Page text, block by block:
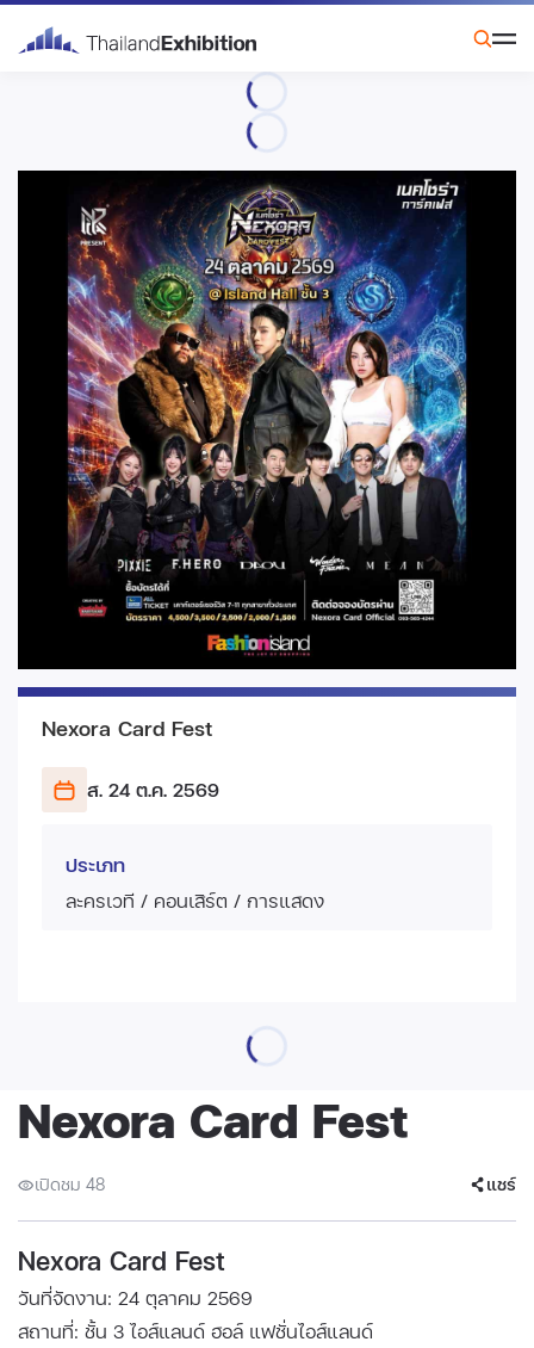
Nexora Card Fest
ส. 24 ต.ค. 2569
ประเภท
ละครเวที / คอนเสิร์ต / การแสดง
Nexora Card Fest
เปิดชม 48 แชร์
Nexora Card Fest
วันที่จัดงาน: 24 ตุลาคม 2569
สถานที่: ชั้น 3 ไอส์แลนด์ ฮอล์ แฟชั่นไอส์แลนด์